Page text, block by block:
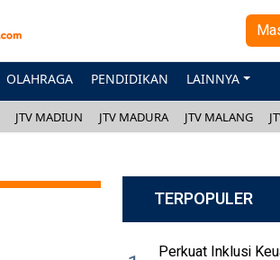
OLAHRAGA PENDIDIKAN LAINNYA
JTV MADIUN JTV MADURA JTV MALANG
TERPOPULER
Perkuat Inklusi